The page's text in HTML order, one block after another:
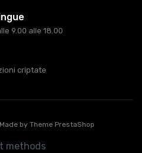
9.00 alle 18.00
criptate
by Theme PrestaShop